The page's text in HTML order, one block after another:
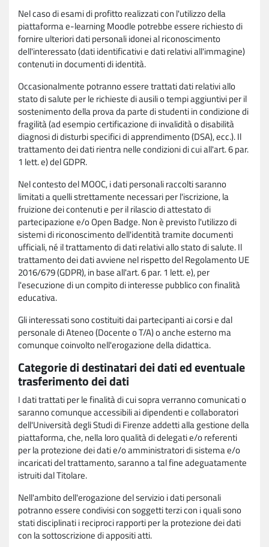
Nel caso di esami di profitto realizzati con l'utilizzo della
piattaforma e-learning Moodle potrebbe essere richiesto di
fornire ulteriori dati personali idonei al riconoscimento
dell'interessato (dati identificativi e dati relativi all'immagine)
contenuti in documenti di identità.
Occasionalmente potranno essere trattati dati relativi allo
stato di salute per le richieste di ausili o tempi aggiuntivi per il
sostenimento della prova da parte di studenti in condizione di
fragilità (ad esempio certificazione di invalidità o disabilità
diagnosi di disturbi specifici di apprendimento (DSA), ecc.). Il
trattamento dei dati rientra nelle condizioni di cui all'art. 6 par.
1 lett. e) del GDPR.
Nel contesto del MOOC, i dati personali raccolti saranno
limitati a quelli strettamente necessari per l'iscrizione, la
fruizione dei contenuti e per il rilascio di attestato di
partecipazione e/o Open Badge. Non è previsto l'utilizzo di
sistemi di riconoscimento dell'identità tramite documenti
ufficiali, né il trattamento di dati relativi allo stato di salute. Il
trattamento dei dati avviene nel rispetto del Regolamento UE
2016/679 (GDPR), in base all'art. 6 par. 1 lett. e), per
l'esecuzione di un compito di interesse pubblico con finalità
educativa.
Gli interessati sono costituiti dai partecipanti ai corsi e dal
personale di Ateneo (Docente o T/A) o anche esterno ma
comunque coinvolto nell'erogazione della didattica.
Categorie di destinatari dei dati ed eventuale
trasferimento dei dati
I dati trattati per le finalità di cui sopra verranno comunicati o
saranno comunque accessibili ai dipendenti e collaboratori
dell'Università degli Studi di Firenze addetti alla gestione della
piattaforma, che, nella loro qualità di delegati e/o referenti
per la protezione dei dati e/o amministratori di sistema e/o
incaricati del trattamento, saranno a tal fine adeguatamente
istruiti dal Titolare.
Nell'ambito dell'erogazione del servizio i dati personali
potranno essere condivisi con soggetti terzi con i quali sono
stati disciplinati i reciproci rapporti per la protezione dei dati
con la sottoscrizione di appositi atti.